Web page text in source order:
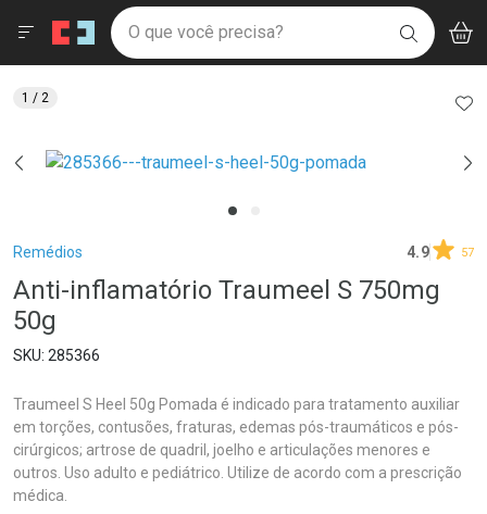
Drogaria São Paulo
Ir direto para a home
pela página
Ir direto para o conteúdo
Ir direto para a busca
Ir direto para a conta
Ir direto para a notificações
Ir direto para o carrinho
Faça a sua busca
O que você precisa? BUSCAR
Menu
Breadcrumb
Remédios 4.9 57
Anti-inflamatório Traumeel S 750mg
50g
285366
Traumeel S Heel 50g Pomada é indicado para tratamento auxiliar
em torções, contusões, fraturas, edemas pós-traumáticos e pós-
cirúrgicos; artrose de quadril, joelho e articulações menores e
outros. Uso adulto e pediátrico. Utilize de acordo com a prescrição
médica.
1 / 2